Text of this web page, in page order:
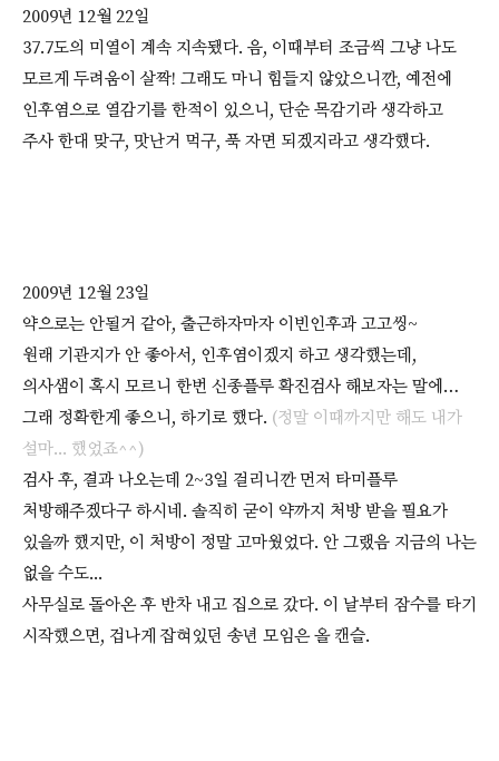
2009년 12월 22일
37.7도의 미열이 계속 지속됐다. 음, 이때부터 조금씩 그냥 나도
모르게 두려움이 살짝! 그래도 마니 힘들지 않았으니깐, 예전에
인후염으로 열감기를 한적이 있으니, 단순 목감기라 생각하고
주사 한대 맞구, 맛난거 먹구, 푹 자면 되겠지라고 생각했다.
2009년 12월 23일
약으로는 안될거 같아, 출근하자마자 이빈인후과 고고씽~
원래 기관지가 안 좋아서, 인후염이겠지 하고 생각했는데,
의사샘이 혹시 모르니 한번 신종플루 확진검사 해보자는 말에…
그래 정확한게 좋으니, 하기로 했다. (정말 이때까지만 해도 내가
설마... 했었죠^^)
검사 후, 결과 나오는데 2~3일 걸리니깐 먼저 타미플루
처방해주겠다구 하시네. 솔직히 굳이 약까지 처방 받을 필요가
있을까 했지만, 이 처방이 정말 고마웠었다. 안 그랬음 지금의 나는
없을 수도...
사무실로 돌아온 후 반차 내고 집으로 갔다. 이 날부터 잠수를 타기
시작했으면, 겁나게 잡혀있던 송년 모임은 올 캔슬.